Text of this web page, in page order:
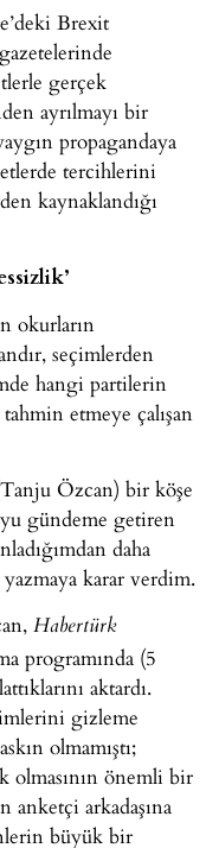
Brexit
gerçek
ayrılmayı bir
propagandaya
tercihlerini
kaynaklandığı
okurların
seçimlerden
hangi partilerin
etmeye çalışan
Özcan) bir köşe
gündeme getiren
daha
yazmaya karar verdim.
Habertürk
programında (5
aktardı.
gizleme
olmamıştı;
olmasının önemli bir
arkadaşına
büyük bir